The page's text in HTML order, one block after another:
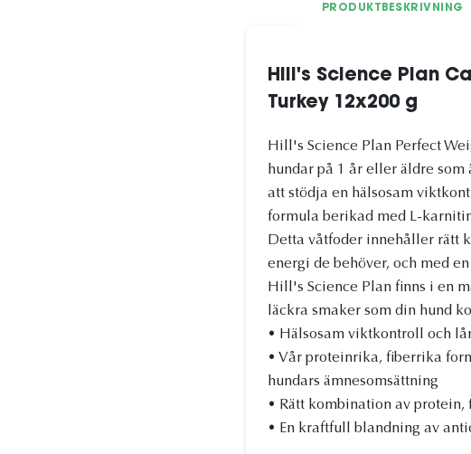
PRODUKTBESKRIVNING
Hill's Science Plan
Turkey 12x200 g
Hill's Science Plan Perfect
hundar på 1 år eller äldre
att stödja en hälsosam
formula berikad med L-
Detta våtfoder innehåller rätt
energi de behöver, och med
Hill's Science Plan finns i en
läckra smaker som din hund
• Hälsosam viktkontroll och
• Vår proteinrika, fiberrika
hundars ämnesomsättning
• Rätt kombination av
• En kraftfull blandning av